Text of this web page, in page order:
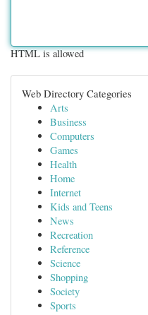
HTML is allowed
Web Directory Categories
Arts
Business
Computers
Games
Health
Home
Internet
Kids and Teens
News
Recreation
Reference
Science
Shopping
Society
Sports